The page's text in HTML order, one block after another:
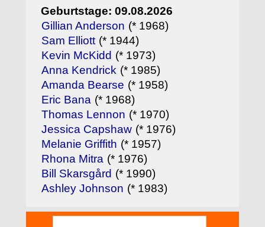
Geburtstage: 09.08.2026
Gillian Anderson (* 1968)
Sam Elliott (* 1944)
Kevin McKidd (* 1973)
Anna Kendrick (* 1985)
Amanda Bearse (* 1958)
Eric Bana (* 1968)
Thomas Lennon (* 1970)
Jessica Capshaw (* 1976)
Melanie Griffith (* 1957)
Rhona Mitra (* 1976)
Bill Skarsgård (* 1990)
Ashley Johnson (* 1983)